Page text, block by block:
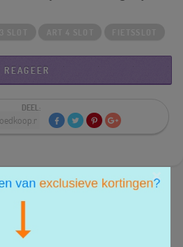
REAGEER
DEEL:
×